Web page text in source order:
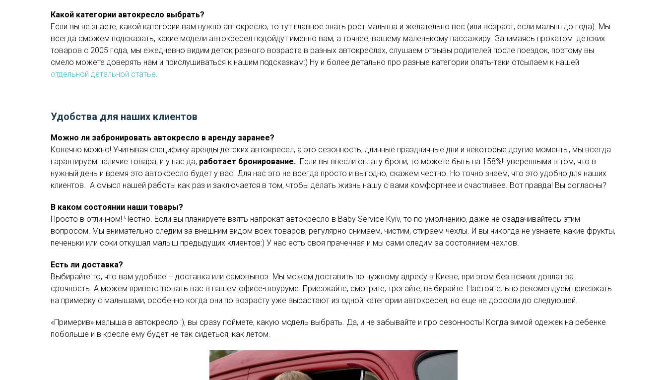
Какой категории автокресло выбрать?
Если вы не знаете, какой категории вам нужно автокресло, то тут главное знать рост малыша и желательно вес (или возраст, если малыш до года). Мы
всегда сможем подсказать, какие модели автокресел подойдут именно вам, а точнее, вашему маленькому пассажиру. Занимаясь прокатом детских
товаров с 2005 года, мы ежедневно видим деток разного возраста в разных автокреслах, слушаем отзывы родителей после поездок, поэтому вы
смело можете доверять нам и прислушиваться к нашим подсказкам:) Ну и более детально про разные категории опять-таки отсылаем к нашей
отдельной детальной статье.
Удобства для наших клиентов
Можно ли забронировать автокресло в аренду заранее?
Конечно можно! Учитывая специфику аренды детских автокресел, а это сезонность, длинные праздничные дни и некоторые другие моменты, мы всегда
гарантируем наличие товара, и у нас да, работает бронирование. Если вы внесли оплату брони, то можете быть на 158%!! уверенными в том, что в
нужный день и время это автокресло будет у вас. Для нас это не всегда просто и выгодно, скажем честно. Но точно знаем, что это удобно для наших
клиентов. А смысл нашей работы как раз и заключается в том, чтобы делать жизнь нашу с вами комфортнее и счастливее. Вот правда! Вы согласны?
В каком состоянии наши товары?
Просто в отличном! Честно. Если вы планируете взять напрокат автокресло в Baby Service Kyiv, то по умолчанию, даже не озадачивайтесь этим
вопросом. Мы внимательно следим за внешним видом всех товаров, регулярно снимаем, чистим, стираем чехлы. И вы никогда не узнаете, какие фрукты,
печеньки или соки откушал малыш предыдущих клиентов:) У нас есть своя прачечная и мы сами следим за состоянием чехлов.
Есть ли доставка?
Выбирайте то, что вам удобнее – доставка или самовывоз. Мы можем доставить по нужному адресу в Киеве, при этом без всяких доплат за
срочность. А можем приветствовать вас в нашем офисе-шоуруме. Приезжайте, смотрите, трогайте, выбирайте. Настоятельно рекомендуем приезжать
на примерку с малышами, особенно когда они по возрасту уже вырастают из одной категории автокресел, но еще не доросли до следующей.
«Примерив» малыша в автокресло :), вы сразу поймете, какую модель выбрать. Да, и не забывайте и про сезонность! Когда зимой одежек на ребенке
побольше и в кресле ему будет не так сидеться, как летом.